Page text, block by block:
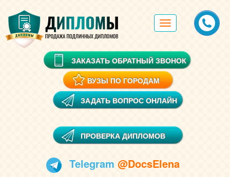
Toggle
navigation
ЗАКАЗАТЬ ОБРАТНЫЙ ЗВОНОК
ВУЗЫ ПО ГОРОДАМ
ЗАДАТЬ ВОПРОС ОНЛАЙН
ПРОВЕРКА ДИПЛОМОВ
Telegram @DocsElena